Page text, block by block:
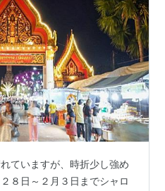
ていますが、時折少し強め
８日～２月３日までシャロ